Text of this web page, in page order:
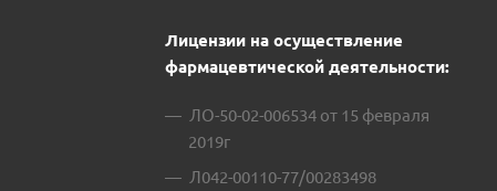
Лицензии на осуществление
фармацевтической деятельности:
ЛО-50-02-006534 от 15 февраля
2019г
Л042-00110-77/00283498